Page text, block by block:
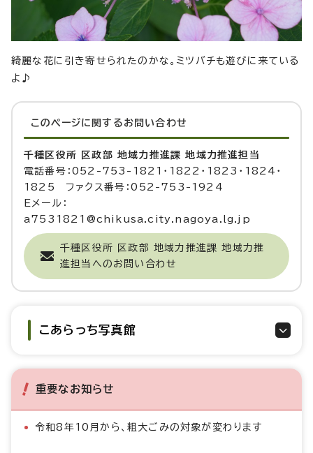
綺麗な花に引き寄せられたのかな。ミツバチも遊びに来ている
よ♪
このページに関する お問い合わせ
千種区役所 区政部 地域力推進課 地域力推進担当
電話番号：052-753-1821・1822・1823・1824・
1825 ファクス番号：052-753-1924
Eメール：
a7531821@chikusa.city.nagoya.lg.jp
千種区役所 区政部 地域力推進課 地域力推
進担当へのお問い合わせ
こあらっち写真館
重要なお知らせ
令和8年10月から、粗大ごみの対象が変わります